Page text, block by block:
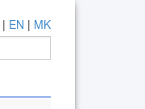
| EN | MK